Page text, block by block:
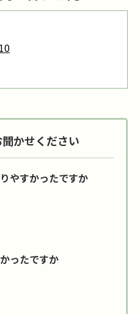
かせください
やすかったですか
ったですか